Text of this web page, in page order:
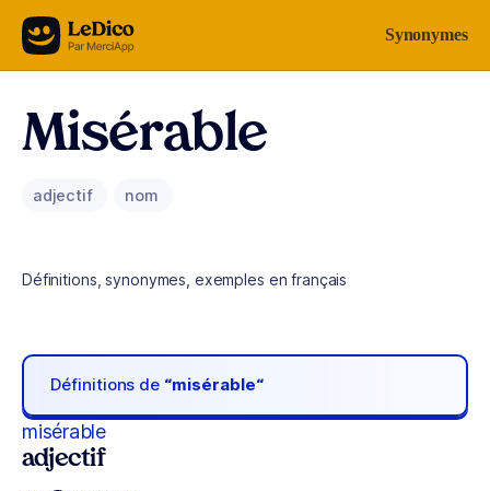
Aller au contenu Synonymes
Misérable
adjectif nom
Définitions, synonymes, exemples en français
Définitions de “misérable“
misérable
adjectif